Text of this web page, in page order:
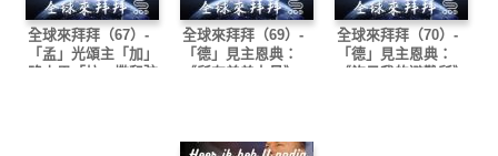
全球來拜拜（67）-
「孟」光頌主「加」
略山恩「拉」撒和弦
全球來拜拜（69）-
「德」見主恩典：
《所有美善力量》
全球來拜拜（70）-
「德」見主恩典：
《祢是我的避難所》